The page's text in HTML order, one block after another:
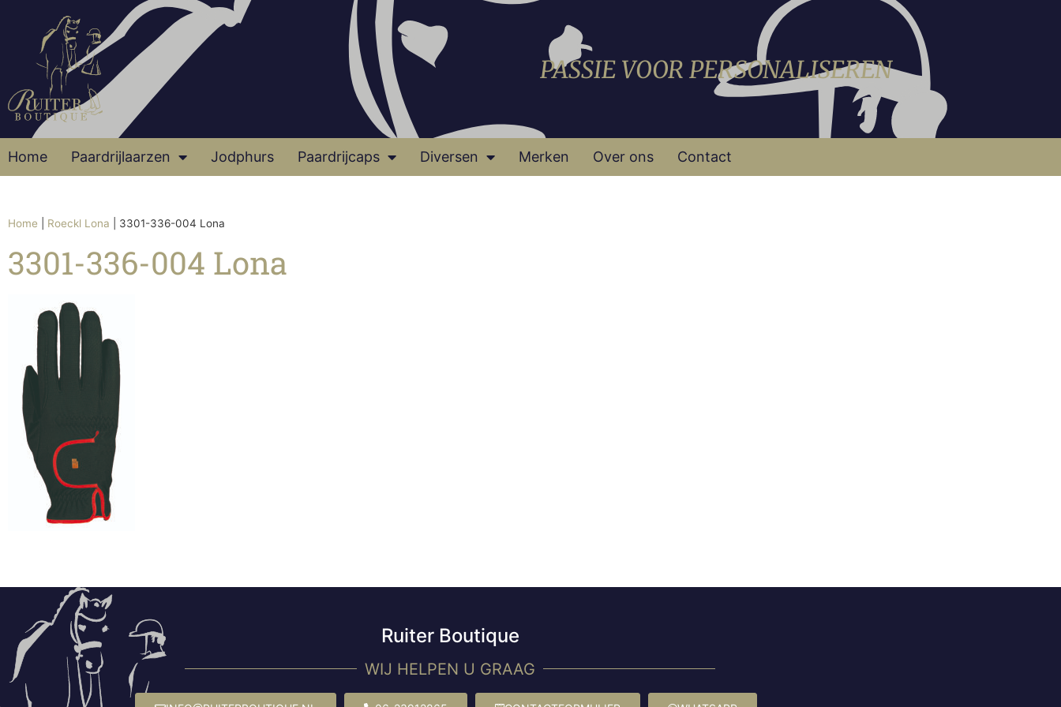
PASSIE VOOR PERSONALISEREN
Home Paardrijlaarzen Jodphurs Paardrijcaps Diversen Merken Over ons Contact
Home Roeckl Lona 3301-336-004 Lona
3301-336-004 Lona
Ruiter Boutique
WIJ HELPEN U GRAAG